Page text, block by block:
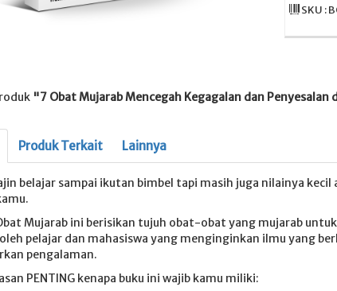
SKU :
"7 Obat Mujarab Mencegah Kegagalan dan Penyesalan
Produk Terkait Lainnya
belajar sampai ikutan bimbel tapi masih juga nilainya
Mujarab ini berisikan tujuh obat-obat yang mujarab
pelajar dan mahasiswa yang menginginkan ilmu yang
pengalaman.
PENTING kenapa buku ini wajib kamu miliki: